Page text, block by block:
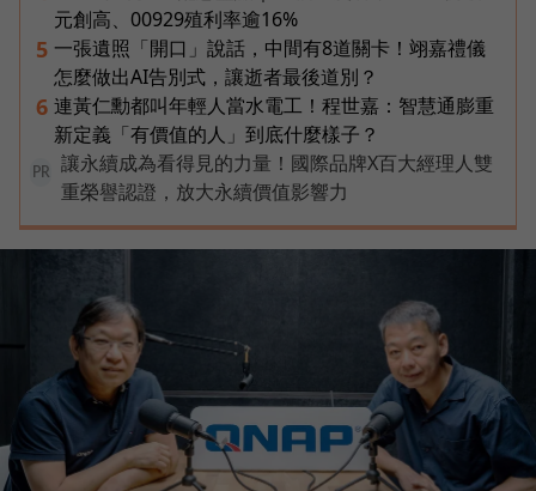
元創高、00929殖利率逾16%
5 一張遺照「開口」說話，中間有8道關卡！翊嘉禮儀
怎麼做出AI告別式，讓逝者最後道別？
6 連黃仁勳都叫年輕人當水電工！程世嘉：智慧通膨重
新定義「有價值的人」到底什麼樣子？
PR
讓永續成為看得見的力量！國際品牌X百大經理人雙
重榮譽認證，放大永續價值影響力